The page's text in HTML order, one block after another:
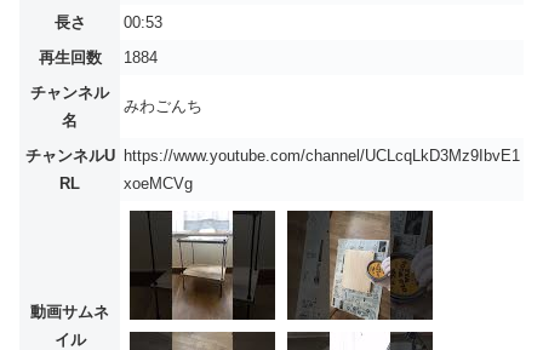
長さ
00:53
再生回数
1884
チャンネル
名
みわごんち
チャンネルU
RL
https://www.youtube.com/channel/UCLcqLkD3Mz9IbvE1
xoeMCVg
動画サムネ
イル